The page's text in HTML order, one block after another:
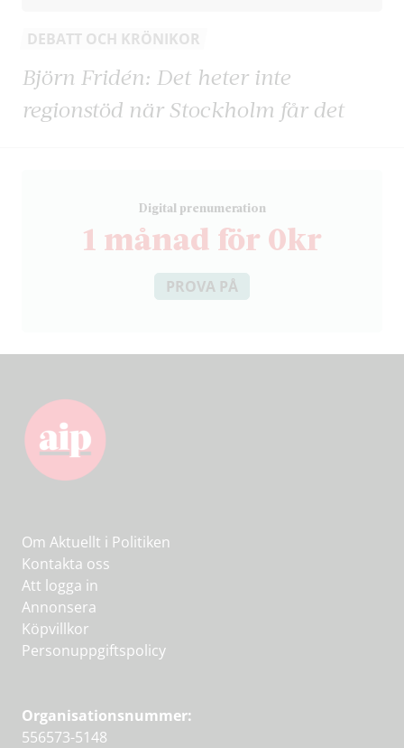
DEBATT OCH KRÖNIKOR
Björn Fridén: Det heter inte
regionstöd när Stockholm får det
Digital prenumeration
1 månad för 0kr
PROVA PÅ
Om Aktuellt i Politiken
Kontakta oss
Att logga in
Annonsera
Köpvillkor
Personuppgiftspolicy
Organisationsnummer:
556573-5148